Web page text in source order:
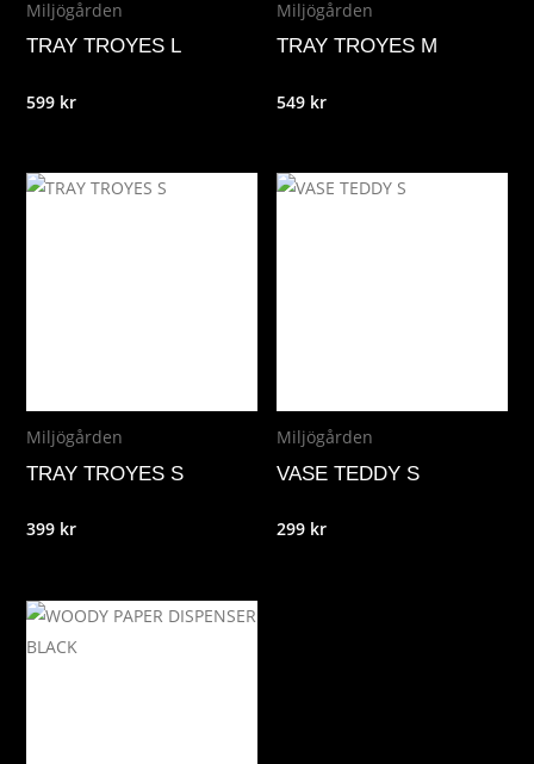
Miljögården
TRAY TROYES L
599 kr
Miljögården
TRAY TROYES M
549 kr
Miljögården
TRAY TROYES S
399 kr
Miljögården
VASE TEDDY S
299 kr